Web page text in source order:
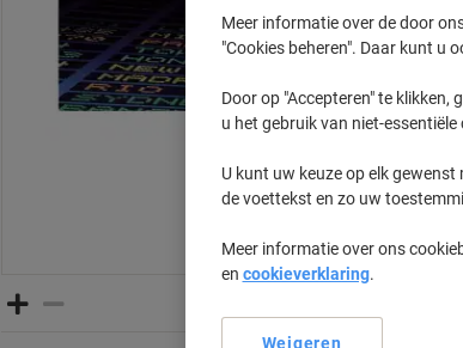
Meer informatie over de door
"Cookies beheren". Daar kunt u
Door op "Accepteren" te
u het gebruik van niet-essentiële
U kunt uw keuze op elk gewenst
de voettekst en zo uw
Meer informatie over ons
en cookieverklaring.
Weigeren